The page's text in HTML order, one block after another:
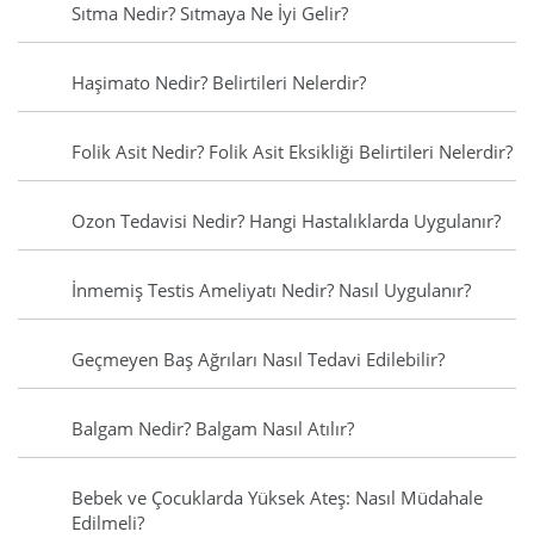
Sıtma Nedir? Sıtmaya Ne İyi Gelir?
Haşimato Nedir? Belirtileri Nelerdir?
Folik Asit Nedir? Folik Asit Eksikliği Belirtileri Nelerdir?
Ozon Tedavisi Nedir? Hangi Hastalıklarda Uygulanır?
İnmemiş Testis Ameliyatı Nedir? Nasıl Uygulanır?
Geçmeyen Baş Ağrıları Nasıl Tedavi Edilebilir?
Balgam Nedir? Balgam Nasıl Atılır?
Bebek ve Çocuklarda Yüksek Ateş: Nasıl Müdahale
Edilmeli?